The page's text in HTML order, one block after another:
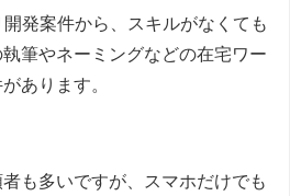
発案件から、スキルがなくても
筆やネーミングなどの在宅ワー
あります。
も多いですが、スマホだけでも